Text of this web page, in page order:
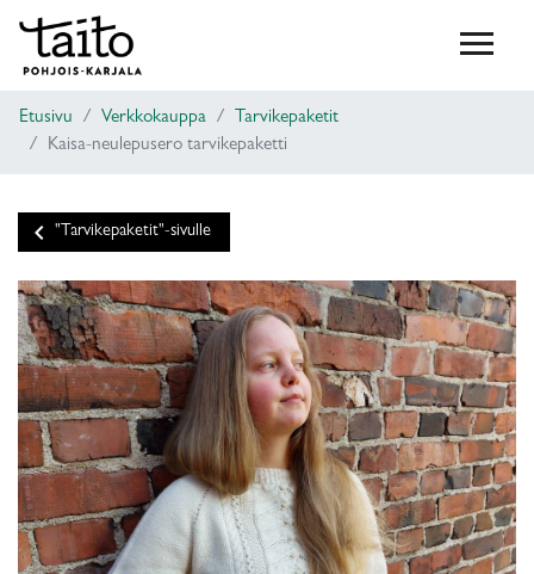
Etusivu Verkkokauppa
Tarvikepaketit
Kaisa-neulepusero tarvikepaketti
keyboard_arrow_left "Tarvikepaketit"-sivulle